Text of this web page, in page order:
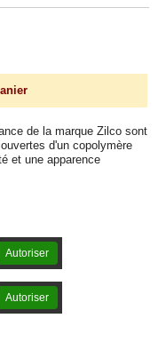
de la marque Zilco sont
d'un copolymère
et une apparence
Autoriser
Autoriser